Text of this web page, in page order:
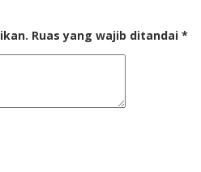
Ruas yang wajib ditandai *